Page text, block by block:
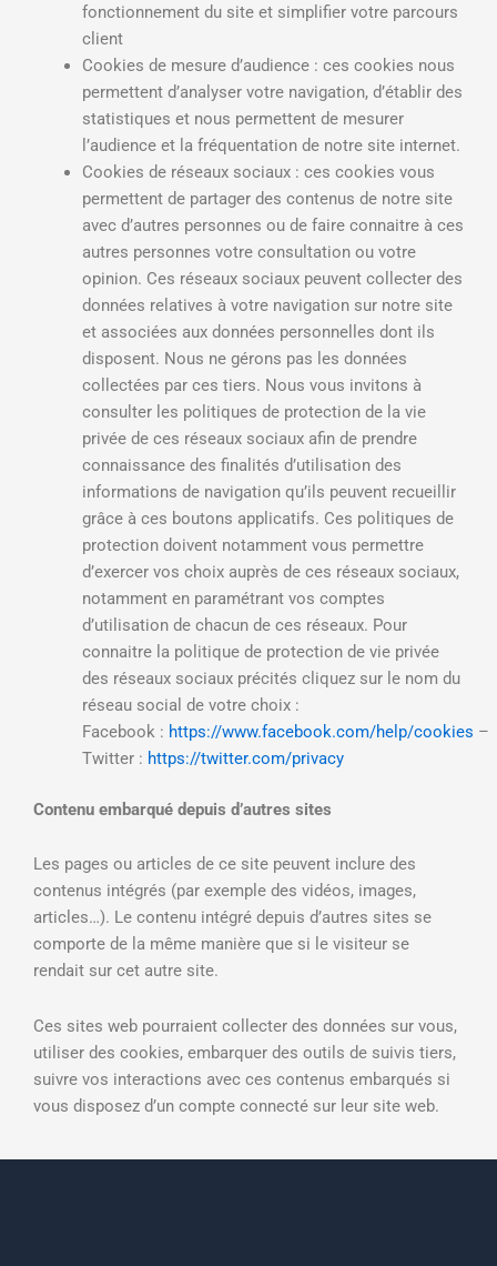
fonctionnement du site et simplifier votre parcours
client
Cookies de mesure d’audience: ces cookies nous
permettent d’analyser votre navigation, d’établir des
statistiques et nous permettent de mesurer
l’audience et la fréquentation de notre site internet.
Cookies de réseaux sociaux: ces cookies vous
permettent de partager des contenus de notre site
avec d’autres personnes ou de faire connaitre à ces
autres personnes votre consultation ou votre
opinion. Ces réseaux sociaux peuvent collecter des
données relatives à votre navigation sur notre site
et associées aux données personnelles dont ils
disposent. Nous ne gérons pas les données
collectées par ces tiers. Nous vous invitons à
consulter les politiques de protection de la vie
privée de ces réseaux sociaux afin de prendre
connaissance des finalités d’utilisation des
informations de navigation qu’ils peuvent recueillir
grâce à ces boutons applicatifs. Ces politiques de
protection doivent notamment vous permettre
d’exercer vos choix auprès de ces réseaux sociaux,
notamment en paramétrant vos comptes
d’utilisation de chacun de ces réseaux. Pour
connaitre la politique de protection de vie privée
des réseaux sociaux précités cliquez sur le nom du
réseau social de votre choix :
Facebook : https://www.facebook.com/help/cookies –
Twitter : https://twitter.com/privacy
Contenu embarqué depuis d’autres sites
Les pages ou articles de ce site peuvent inclure des
contenus intégrés (par exemple des vidéos, images,
articles…). Le contenu intégré depuis d’autres sites se
comporte de la même manière que si le visiteur se
rendait sur cet autre site.
Ces sites web pourraient collecter des données sur vous,
utiliser des cookies, embarquer des outils de suivis tiers,
suivre vos interactions avec ces contenus embarqués si
vous disposez d’un compte connecté sur leur site web.